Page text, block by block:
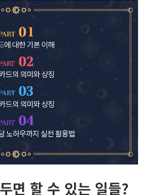
면 할 수 있는 일들?